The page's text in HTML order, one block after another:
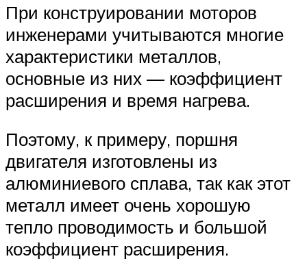
При конструировании моторов
инженерами учитываются многие
характеристики металлов,
основные из них — коэффициент
расширения и время нагрева.
Поэтому, к примеру, поршня
двигателя изготовлены из
алюминиевого сплава, так как этот
металл имеет очень хорошую
тепло проводимость и большой
коэффициент расширения.